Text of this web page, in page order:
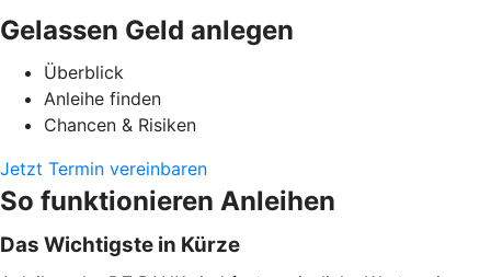
Gelassen Geld anlegen
Überblick
Anleihe finden
Chancen & Risiken
Jetzt Termin vereinbaren
So funktionieren Anleihen
Das Wichtigste in Kürze